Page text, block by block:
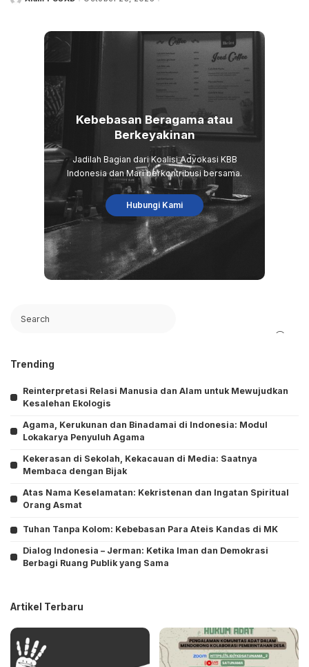
Kebebasan Beragama atau
Berkeyakinan
Jadilah Bagian dari Koalisi Advokasi KBB
Indonesia dan Mari berkontribusi bersama.
Hubungi Kami
Trending
Reinterpretasi Relasi Manusia dan Alam untuk Mewujudkan
Kesalehan Ekologis
Agama, Kerukunan dan Binadamai di Indonesia: Modul
Lokakarya Penyuluh Agama
Kekerasan di Sekolah, Kekacauan di Media: Saatnya
Membaca dengan Bijak
Atas Nama Keselamatan: Kekristenan dan Ingatan Spiritual
Orang Asmat
Tuhan Tanpa Kolom: Kebebasan Para Ateis Kandas di MK
Dialog Indonesia – Jerman: Ketika Iman dan Demokrasi
Berbagi Ruang Publik yang Sama
Artikel Terbaru